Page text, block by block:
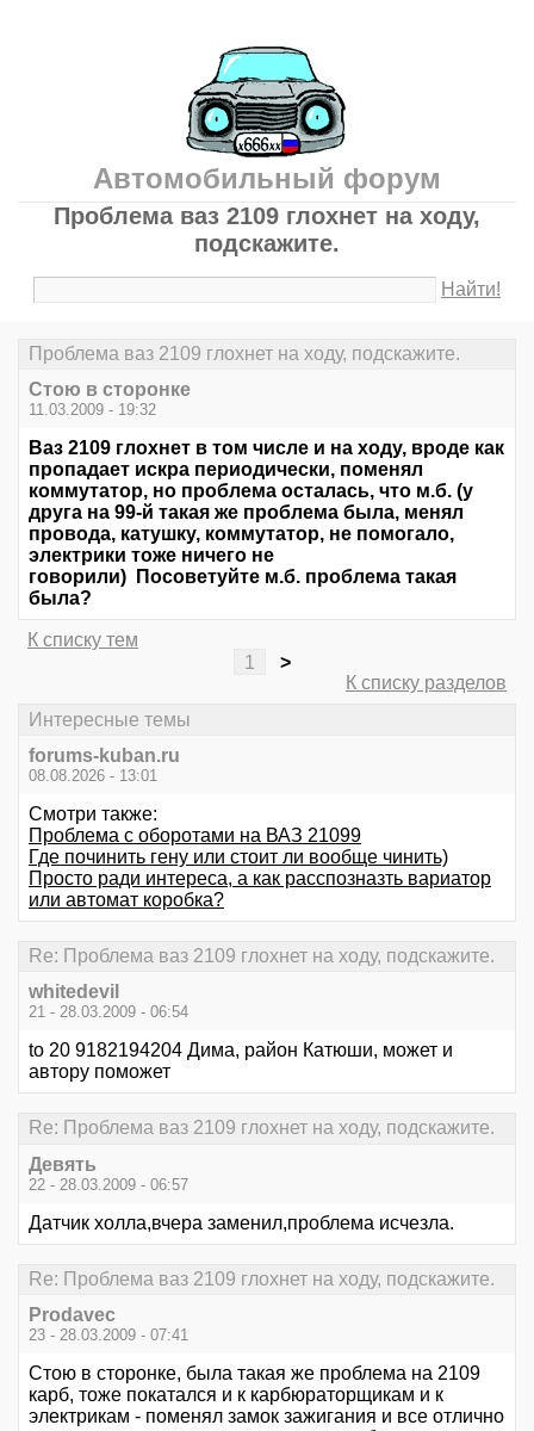
Автомобильный форум
Проблема ваз 2109 глохнет на ходу,
подскажите.
Найти!
Проблема ваз 2109 глохнет на ходу, подскажите.
Стою в сторонке
11.03.2009 - 19:32
Ваз 2109 глохнет в том числе и на ходу, вроде как
пропадает искра периодически, поменял
коммутатор, но проблема осталась, что м.б. (у
друга на 99-й такая же проблема была, менял
провода, катушку, коммутатор, не помогало,
электрики тоже ничего не
говорили) Посоветуйте м.б. проблема такая
была?
К списку тем
1
>
К списку разделов
Интересные темы
forums-kuban.ru
08.08.2026 - 13:01
Смотри также:
Проблема с оборотами на ВАЗ 21099
Где починить гену или стоит ли вообще чинить)
Просто ради интереса, а как расспозназть вариатор
или автомат коробка?
Re: Проблема ваз 2109 глохнет на ходу, подскажите.
whitedevil
21 - 28.03.2009 - 06:54
to 20 9182194204 Дима, район Катюши, может и
автору поможет
Re: Проблема ваз 2109 глохнет на ходу, подскажите.
Девять
22 - 28.03.2009 - 06:57
Датчик холла,вчера заменил,проблема исчезла.
Re: Проблема ваз 2109 глохнет на ходу, подскажите.
Prodavec
23 - 28.03.2009 - 07:41
Стою в сторонке, была такая же проблема на 2109
карб, тоже покатался и к карбюраторщикам и к
электрикам - поменял замок зажигания и все отлично